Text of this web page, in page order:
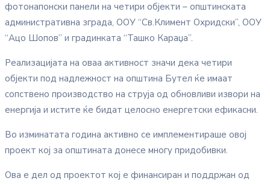
фотонапонски панели на четири објекти – oпштинската
административна зграда, ООУ “Св.Климент Охридски”, ООУ
“Ацо Шопов” и градинката “Ташко Караџа”.
Реализацијата на оваа активност значи дека четири
објекти под надлежност на oпштина Бутел ќе имаат
сопствено производство на струја од обновливи извори на
енергија и истите ќе бидат целосно енергетски ефикасни.
Во изминатата година активно се имплементираше овој
проект кој за општината донесе многу придобивки.
Ова е дел од проектот кој е финансиран и поддржан од